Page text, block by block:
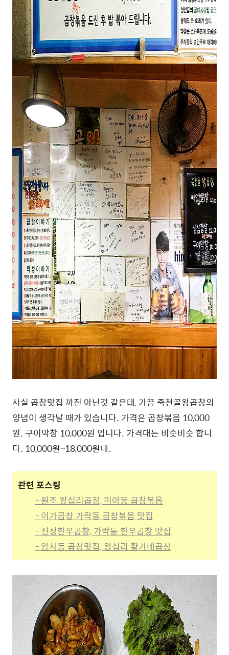
사실 곱창맛집 까진 아닌것 같은데, 가끔 죽천골왕곱창의
양념이 생각날 때가 있습니다. 가격은 곱창볶음 10,000
원. 구이막창 10,000원 입니다. 가격대는 비슷비슷 합니
다. 10,000원~18,000원대.
관련 포스팅
- 원조 왕십리곱창, 미아동 곱창볶음
- 이가곱창 가락동 곱창볶음 맛집
- 진성한우곱창, 가락동 한우곱창 맛집
- 암사동 곱창맛집, 왕십리 황가네곱창